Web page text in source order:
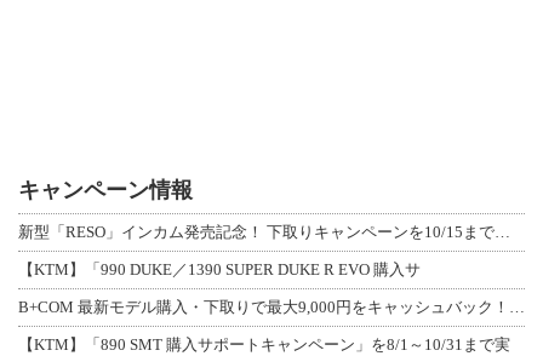
キャンペーン情報
新型「RESO」インカム発売記念！ 下取りキャンペーンを10/15まで延長して開
【KTM】「990 DUKE／1390 SUPER DUKE R EVO 購入サ
B+COM 最新モデル購入・下取りで最大9,000円をキャッシュバック！「B+F
【KTM】「890 SMT 購入サポートキャンペーン」を8/1～10/31まで実